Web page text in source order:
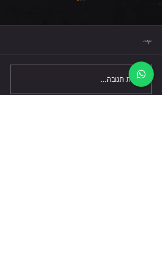
שישי 7.8.26
תגובות
כתיבת תגובה...